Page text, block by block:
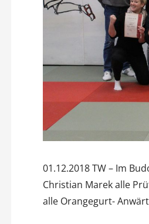
01.12.2018 TW – Im
Christian Marek alle
alle Orangegurt-